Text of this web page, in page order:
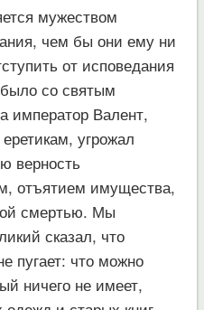
мужеством
чем бы они ему ни
от исповедания
со святым
император Валент,
угрожал
верность
отъятием имущества,
смертью. Мы
сказал, что
пугает: что можно
ничего не имеет,